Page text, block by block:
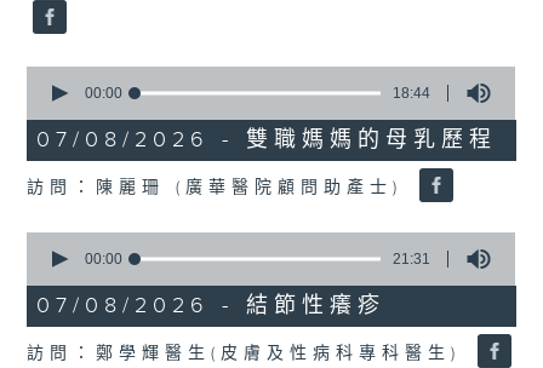
seconds
18
minutes,
seconds
00:00 18:44
07/08/2026 - 雙職媽媽的母乳歷程
訪問：陳麗珊 (廣華醫院顧問助產士)
seconds
21
minutes,
seconds
00:00 21:31
07/08/2026 - 結節性癢疹
訪問：鄭學輝醫生(皮膚及性病科專科醫生)